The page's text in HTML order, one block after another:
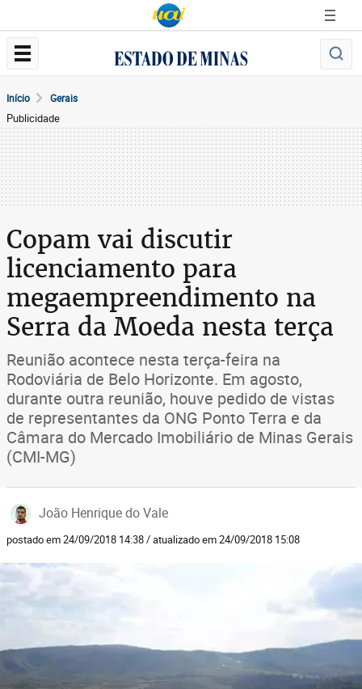
Início Gerais
Publicidade
Copam vai discutir
licenciamento para
megaempreendimento na
Serra da Moeda nesta terça
Reunião acontece nesta terça-feira na
Rodoviária de Belo Horizonte. Em agosto,
durante outra reunião, houve pedido de vistas
de representantes da ONG Ponto Terra e da
Câmara do Mercado Imobiliário de Minas Gerais
(CMI-MG)
João Henrique do Vale
postado em 24/09/2018 14:38 / atualizado em 24/09/2018 15:08